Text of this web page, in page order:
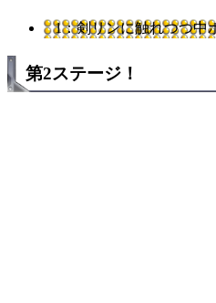
1：剣リンに触れつつ中
第2ステージ！